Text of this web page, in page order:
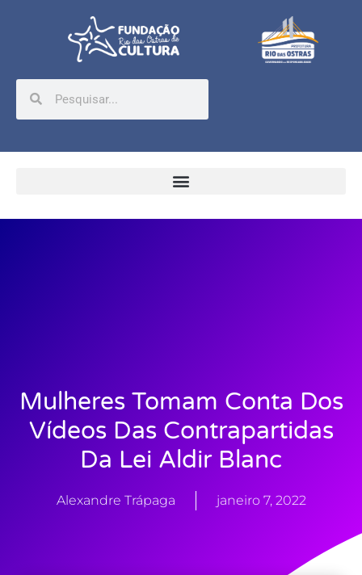
Mulheres Tomam Conta Dos
Vídeos Das Contrapartidas
Da Lei Aldir Blanc
Alexandre Trápaga janeiro 7, 2022